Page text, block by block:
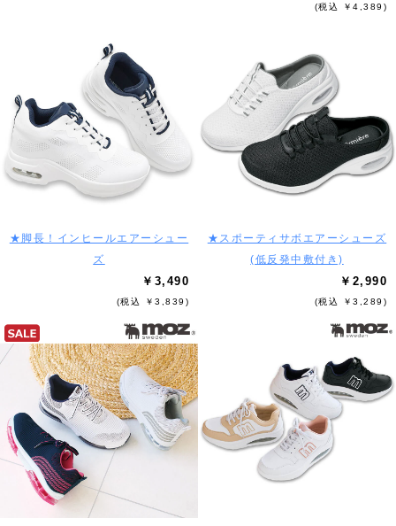
(税込 ￥4,389)
★脚長！インヒールエアーシュー
ズ
￥3,490
(税込 ￥3,839)
★スポーティサボエアーシューズ
(低反発中敷付き)
￥2,990
(税込 ￥3,289)